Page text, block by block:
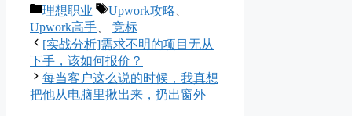
分
类
理想职业
标
签
Upwork攻略
Upwork高手
竞标
[实战分析]需求不明的项目无从
下手，该如何报价？
每当客户这么说的时候，我真想
把他从电脑里揪出来，扔出窗外